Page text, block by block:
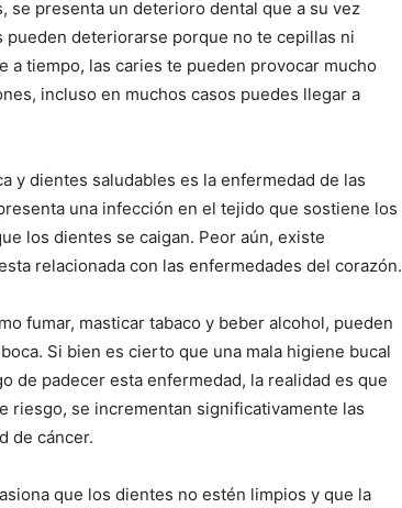
se presenta un deterioro dental que a su vez
deteriorarse porque no te cepillas ni
tiempo, las caries te pueden provocar mucho
incluso en muchos casos puedes llegar a
y dientes saludables es la enfermedad de las
una infección en el tejido que sostiene los
los dientes se caigan. Peor aún, existe
relacionada con las enfermedades del corazón.
fumar, masticar tabaco y beber alcohol, pueden
Si bien es cierto que una mala higiene bucal
de padecer esta enfermedad, la realidad es que
riesgo, se incrementan significativamente las
de cáncer.
que los dientes no estén limpios y que la